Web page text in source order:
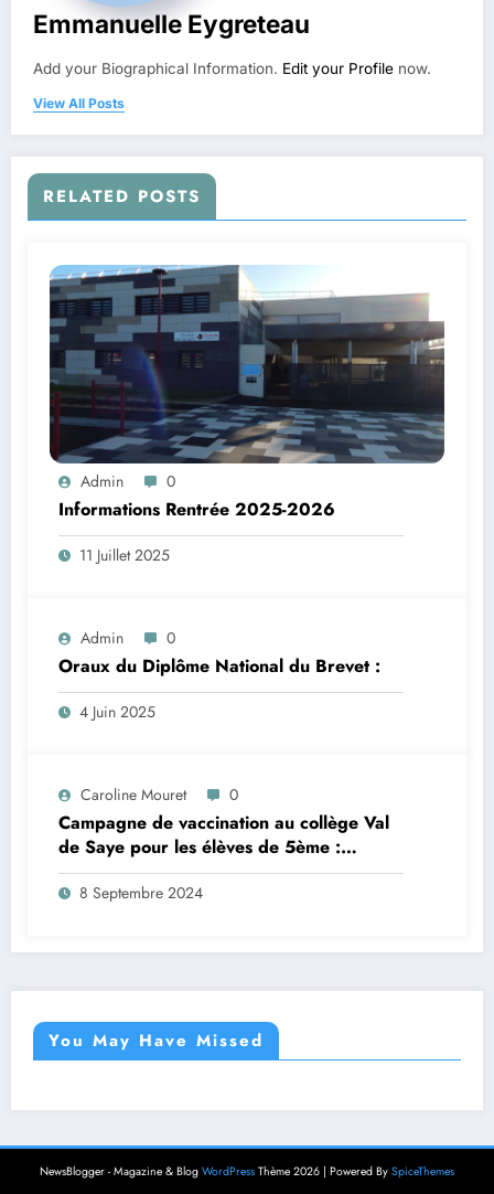
Emmanuelle Eygreteau
Add your Biographical Information. Edit your Profile now.
View All Posts
RELATED POSTS
Admin 0
Informations Rentrée 2025-2026
11 Juillet 2025
Admin 0
Oraux du Diplôme National du Brevet :
4 Juin 2025
Caroline Mouret 0
Campagne de vaccination au collège Val
de Saye pour les élèves de 5ème :
inscription en ligne avant le 28 septembre
2024
8 Septembre 2024
You May Have Missed
NewsBlogger - Magazine & Blog WordPress Thème 2026 | Powered By SpiceThemes